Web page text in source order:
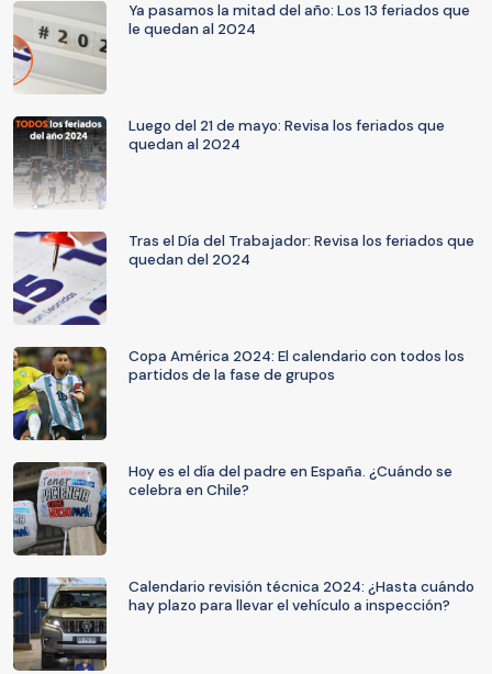
Ya pasamos la mitad del año: Los 13 feriados que
le quedan al 2024
Luego del 21 de mayo: Revisa los feriados que
quedan al 2024
Tras el Día del Trabajador: Revisa los feriados que
quedan del 2024
Copa América 2024: El calendario con todos los
partidos de la fase de grupos
Hoy es el día del padre en España. ¿Cuándo se
celebra en Chile?
Calendario revisión técnica 2024: ¿Hasta cuándo
hay plazo para llevar el vehículo a inspección?